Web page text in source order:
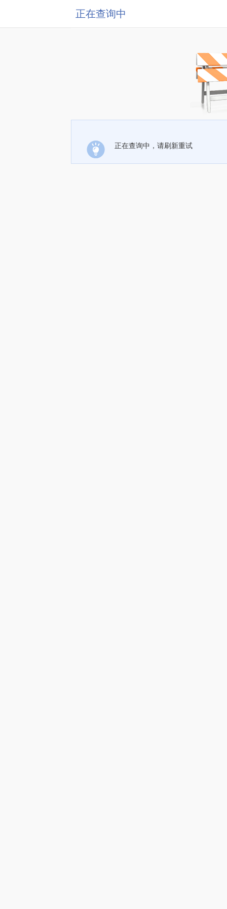
正在查询中
正在查询中，请刷新重试